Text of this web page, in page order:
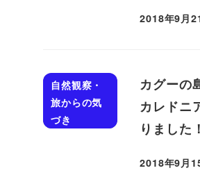
投稿日
2018年9月
自然観察・
旅からの気
づき
カグーの
カレドニ
りました！
投稿日
2018年9月